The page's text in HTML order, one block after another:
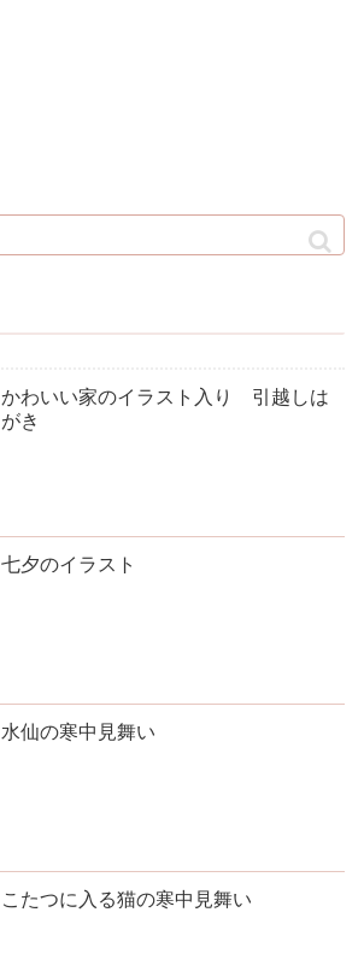
かわいい家のイラスト入り 引越しは
がき
七夕のイラスト
水仙の寒中見舞い
こたつに入る猫の寒中見舞い